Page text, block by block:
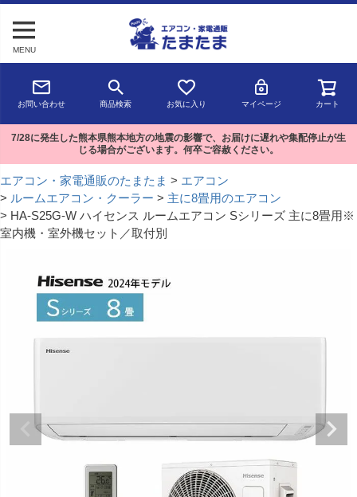
MENU
お問い合わせ 商品検索 お気に入り マイページ カート
7/28に発生した熊本県熊本地方の地震の影響で、お届けに遅れや集配停止が生
じる場合がございます。何卒ご容赦ください。
エアコン・家電通販のたまたま
エアコン
ルームエアコン・クーラー
主に8畳用のエアコン
HA-S25G-W ハイセンス ルームエアコン Sシリーズ 主に8畳用※
室内機・室外機セット／取付別